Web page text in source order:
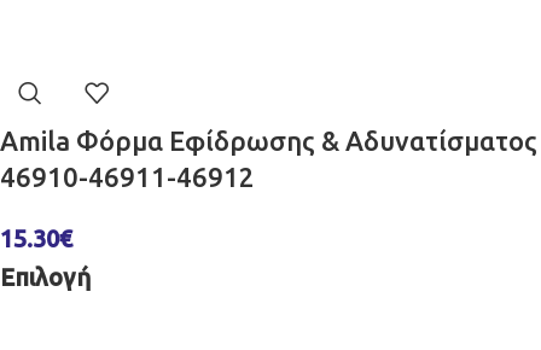
Amila Φόρμα Εφίδρωσης & Αδυνατίσματος
46910-46911-46912
15.30€
Επιλογή